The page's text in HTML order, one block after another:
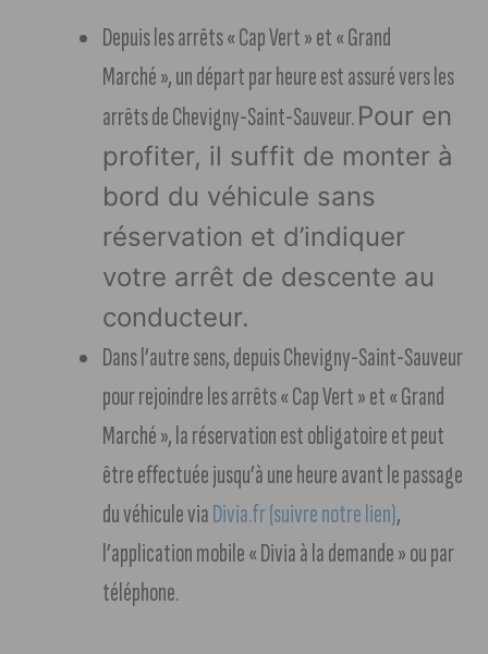
Depuis les arrêts « Cap Vert » et « Grand
Marché », un départ par heure est assuré vers les
arrêts de Chevigny-Saint-Sauveur.Pour en
profiter, il suffit de monter à
bord du véhicule sans
réservation et d’indiquer
votre arrêt de descente au
conducteur.
Dans l’autre sens, depuis Chevigny-Saint-Sauveur
pour rejoindre les arrêts « Cap Vert » et « Grand
Marché », la réservation est obligatoire et peut
être effectuée jusqu’à une heure avant le passage
du véhicule viaDivia.fr (suivre notre lien),
l’application mobile « Divia à la demande » ou par
téléphone.